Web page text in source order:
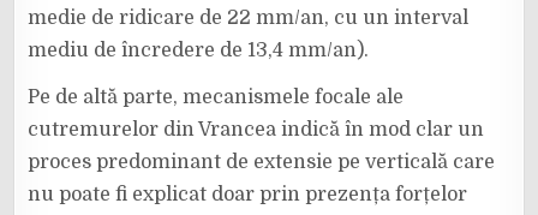
medie de ridicare de 22 mm/an, cu un interval
mediu de încredere de 13,4 mm/an).
Pe de altă parte, mecanismele focale ale
cutremurelor din Vrancea indică în mod clar un
proces predominant de extensie pe verticală care
nu poate fi explicat doar prin prezența forțelor